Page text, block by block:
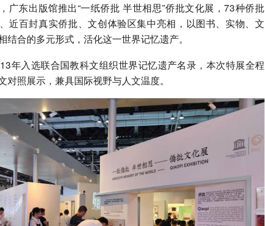
广东出版馆推出“一纸侨批 半世相思”侨批文化展，73种侨批
近百封真实侨批、文创体验区集中亮相，以图书、实物、文
结合的多元形式，活化这一世界记忆遗产。
年入选联合国教科文组织世界记忆遗产名录，本次特展全程
对照展示，兼具国际视野与人文温度。